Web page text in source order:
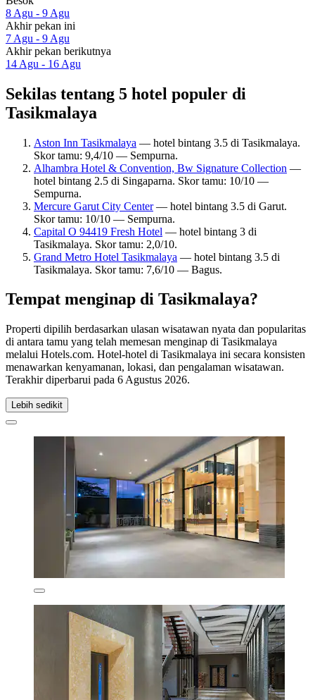
8 Agu - 9 Agu
Akhir pekan ini
7 Agu - 9 Agu
Akhir pekan berikutnya
14 Agu - 16 Agu
Sekilas tentang 5 hotel populer di
Tasikmalaya
Aston Inn Tasikmalaya — hotel bintang 3.5 di Tasikmalaya.
Skor tamu: 9,4/10 — Sempurna.
Alhambra Hotel & Convention, Bw Signature Collection —
hotel bintang 2.5 di Singaparna. Skor tamu: 10/10 —
Sempurna.
Mercure Garut City Center— hotel bintang 3.5 di Garut.
Skor tamu: 10/10 — Sempurna.
Capital O 94419 Fresh Hotel — hotel bintang 3 di
Tasikmalaya. Skor tamu: 2,0/10.
Grand Metro Hotel Tasikmalaya — hotel bintang 3.5 di
Tasikmalaya. Skor tamu: 7,6/10 — Bagus.
Tempat menginap di Tasikmalaya?
Properti dipilih berdasarkan ulasan wisatawan nyata dan popularitas
di antara tamu yang telah memesan menginap di Tasikmalaya
melalui Hotels.com. Hotel-hotel di Tasikmalaya ini secara konsisten
menawarkan kenyamanan, lokasi, dan pengalaman wisatawan.
Terakhir diperbarui pada 6 Agustus 2026.
Lebih sedikit